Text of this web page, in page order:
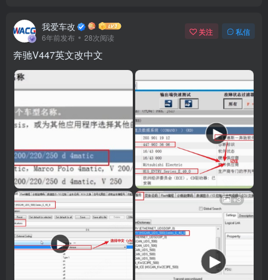
我爱车改
6年前发布 28次阅读
关注 私信
奔驰V447英文改中文
+3